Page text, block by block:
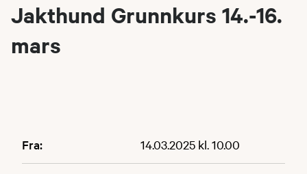
Jakthund Grunnkurs 14.-16.
mars
Fra: 14.03.2025 kl. 10.00